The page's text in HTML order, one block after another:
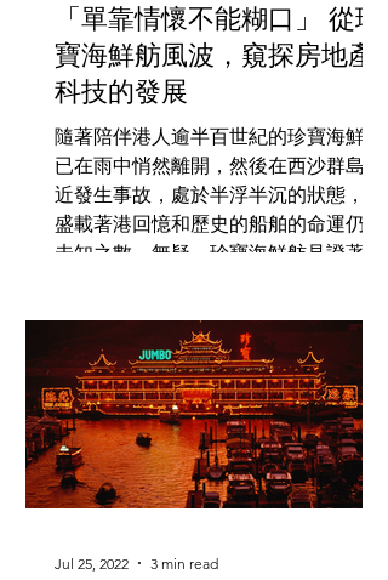
「單靠情懷不能糊口」 從珍
寶海鮮舫風波，窺探房地產
科技的發展
隨著陪伴港人逾半百世紀的珍寶海鮮舫
已在雨中悄然離開，然後在西沙群島附
近發生事故，處於半浮半沉的狀態，這
盛載著港回憶和歷史的船舶的命運仍是
未知之數。無疑，珍寶海鮮舫見證著香
Jul 25, 2022 3 min read